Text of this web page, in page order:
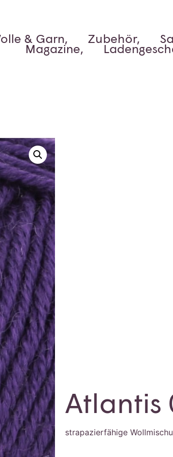
& Garn, Zubehör,
Magazine,
Atlantis
strapazierfähige